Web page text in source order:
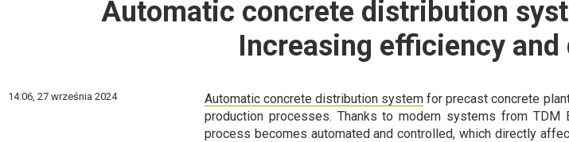
Automatic concrete distribution
Increasing efficiency
14:06, 27 września 2024 Automatic concrete distribution system for precast concrete
production processes. Thanks to modern systems from TDM
process becomes automated and controlled, which directly